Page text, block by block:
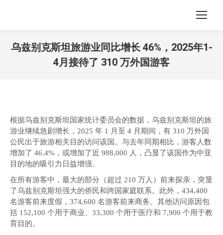
乌兹别克斯坦旅游业同比增长 46%，2025年1-
4月接待了 310 万外国游客
根据乌兹别克斯坦国家统计委员会的数据，乌兹别克斯坦的旅
游业继续急剧增长，2025 年 1 月至 4 月期间，有 310 万外国
公民出于旅游相关目的访问该国。与去年同期相比，游客人数
增加了 46.4%，或增加了近 988,000 人，凸显了该国作为中亚
目的地的吸引力日益增强。
在所有游客中，最大的部分（超过 210 万人）前来探亲，突显
了乌兹别克斯坦强大的侨民和跨国家庭联系。此外，434,400
名游客前来度假，374,600 名游客前来商务。其他访问原因包
括 152,100 个用于商业、33,300 个用于医疗和 7,900 个用于教
育目的。